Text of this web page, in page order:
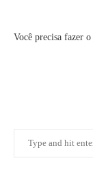
Você precisa fazer o